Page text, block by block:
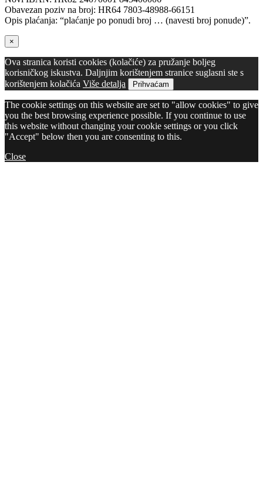
Obavezan poziv na broj: HR64 7803-48988-66151
Opis plaćanja: “plaćanje po ponudi broj … (navesti broj ponude)”.
×
Ova stranica koristi cookies (kolačiće) za pružanje boljeg
korisničkog iskustva. Daljnjim korištenjem stranice suglasni ste s
korištenjem kolačića Više detalja Prihvaćam
The cookie settings on this website are set to "allow cookies" to give
you the best browsing experience possible. If you continue to use
this website without changing your cookie settings or you click
"Accept" below then you are consenting to this.
Close